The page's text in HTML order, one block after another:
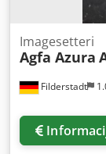
Filderstadt
Imagesetteri
Agfa Azura